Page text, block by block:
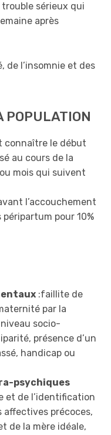
sérieux qui
après
de l’insomnie et des
POPULATION
connaître le début
au cours de la
mois qui suivent
l’accouchement
pour 10%
:faillite de
par la
socio-
présence d’un
handicap ou
psychiques
et de l’identification
affectives précoces,
de la mère idéale,